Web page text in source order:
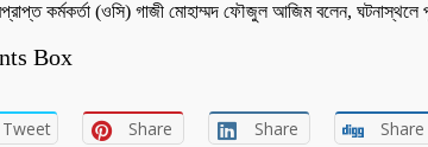
কর্মকর্তা (ওসি) গাজী মোহাম্মদ ফৌজুল আজিম বলেন,
Box
Tweet Share Share Share